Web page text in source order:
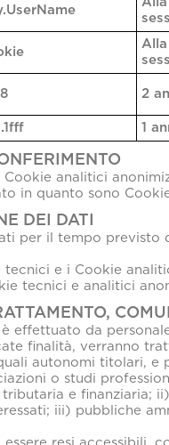
2
1
Cookie analitici
in quanto sono
DEI DATI
per il tempo
tecnici e i Cookie
tecnici e analitici
è effettuato da
finalità, verranno
autonomi titolari,
o studi
e finanziaria;
iii) pubbliche